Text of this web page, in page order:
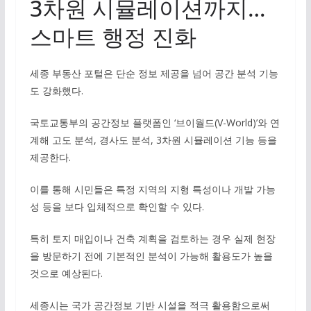
3차원 시뮬레이션까지…
스마트 행정 진화
세종 부동산 포털은 단순 정보 제공을 넘어 공간 분석 기능
도 강화했다.
국토교통부의 공간정보 플랫폼인 ‘브이월드(V-World)’와 연
계해 고도 분석, 경사도 분석, 3차원 시뮬레이션 기능 등을
제공한다.
이를 통해 시민들은 특정 지역의 지형 특성이나 개발 가능
성 등을 보다 입체적으로 확인할 수 있다.
특히 토지 매입이나 건축 계획을 검토하는 경우 실제 현장
을 방문하기 전에 기본적인 분석이 가능해 활용도가 높을
것으로 예상된다.
세종시는 국가 공간정보 기반 시설을 적극 활용함으로써